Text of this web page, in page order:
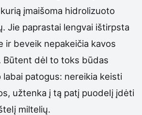
įmaišoma hidrolizuoto
Jie paprastai lengvai ištirpsta
ir beveik nepakeičia kavos
Būtent dėl to toks būdas
patogus: nereikia keisti
užtenka į tą patį puodelį įdėti
miltelių.